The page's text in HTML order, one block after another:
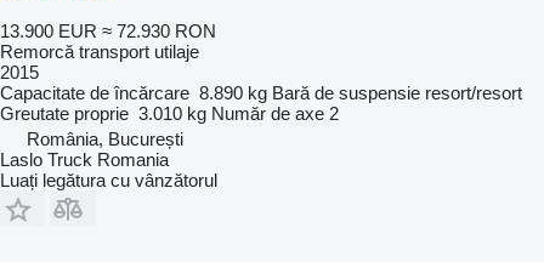
13.900 EUR ≈ 72.930 RON
Remorcă transport utilaje
2015
Capacitate de încărcare 8.890 kg Bară de suspensie resort/resort
Greutate proprie 3.010 kg Număr de axe 2
România, București
Laslo Truck Romania
Luați legătura cu vânzătorul